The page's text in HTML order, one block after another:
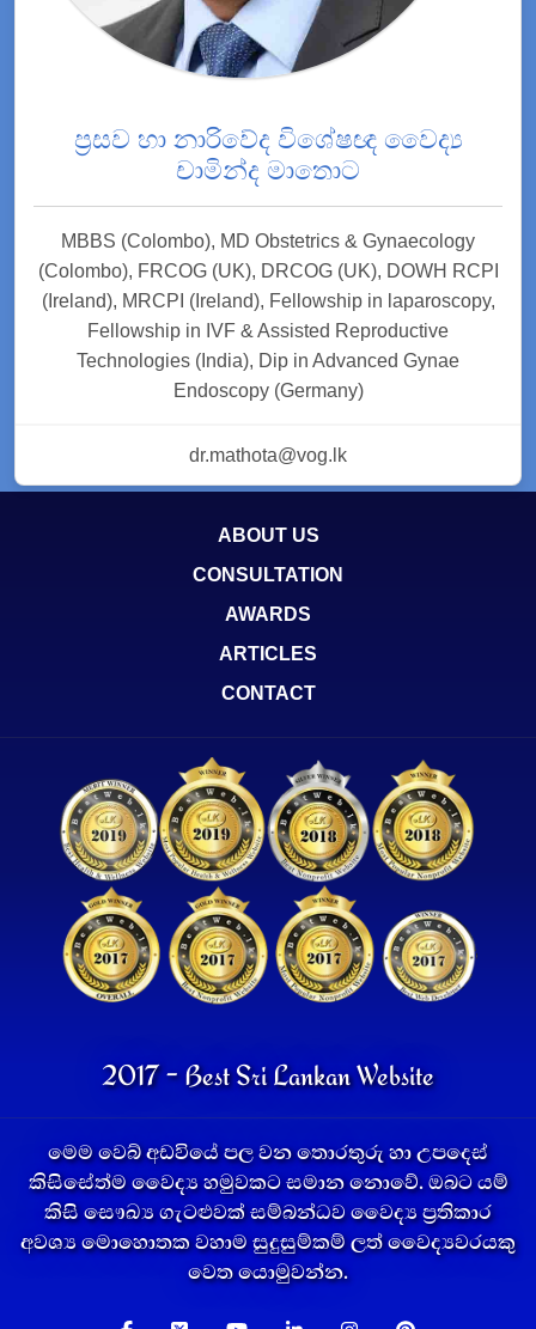
ප්‍රසව හා නාරිවේද විශේෂඥ වෛද්‍ය
චාමින්ද මාතොට
MBBS (Colombo), MD Obstetrics & Gynaecology
(Colombo), FRCOG (UK), DRCOG (UK), DOWH RCPI
(Ireland), MRCPI (Ireland), Fellowship in laparoscopy,
Fellowship in IVF & Assisted Reproductive
Technologies (India), Dip in Advanced Gynae
Endoscopy (Germany)
dr.mathota@vog.lk
ABOUT US
CONSULTATION
AWARDS
ARTICLES
CONTACT
2017 - Best Sri Lankan Website
මෙම වෙබ් අඩවියේ පල වන තොරතුරු හා උපදෙස්
කිසිසේත්ම වෛද්‍ය හමුවකට සමාන නොවේ. ඔබට යම්
කිසි සෞඛ්‍ය ගැටළුවක් සම්බන්ධව වෛද්‍ය ප්‍රතිකාර
අවශ්‍ය මොහොතක වහාම සුදුසුම්කම් ලත් වෛද්‍යවරයකු
වෙත යොමුවන්න.